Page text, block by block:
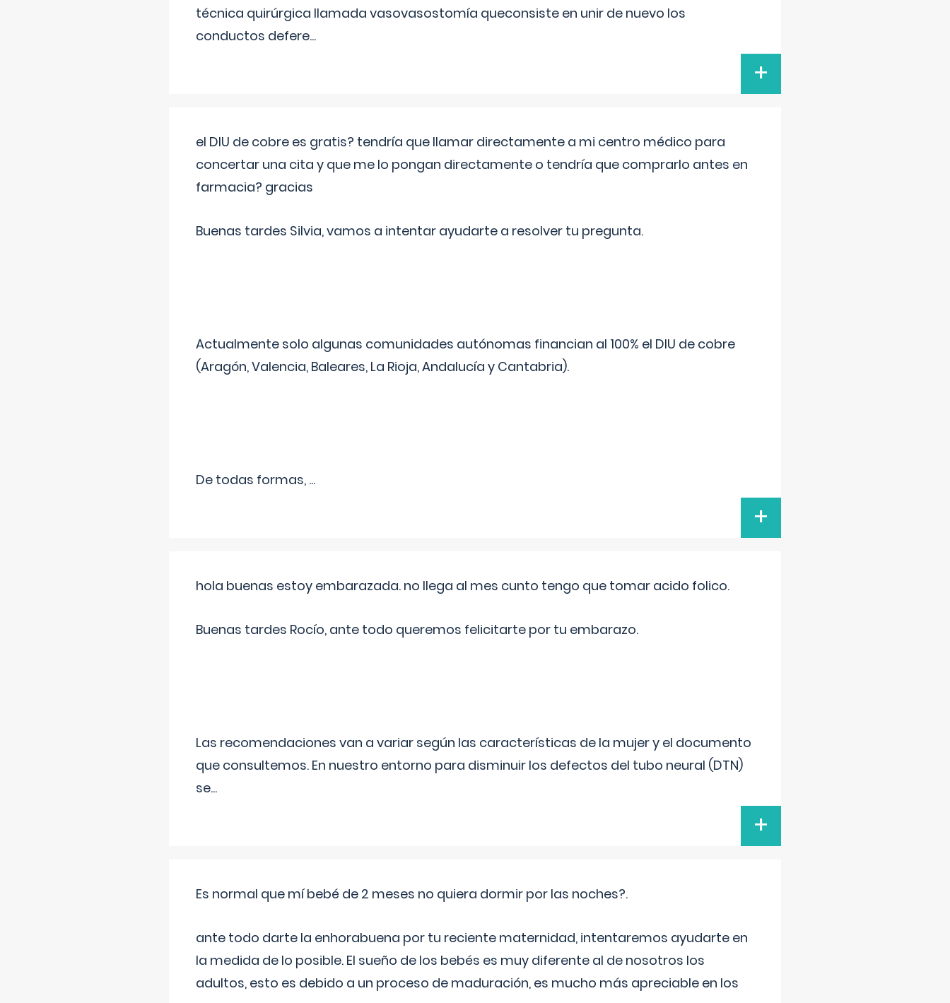
técnica quirúrgica llamada vasovasostomía queconsiste en unir de nuevo los
conductos defere...
+
el DIU de cobre es gratis? tendría que llamar directamente a mi centro médico para
concertar una cita y que me lo pongan directamente o tendría que comprarlo antes en
farmacia? gracias
Buenas tardes Silvia, vamos a intentar ayudarte a resolver tu pregunta.
Actualmente solo algunas comunidades autónomas financian al 100% el DIU de cobre
(Aragón, Valencia, Baleares, La Rioja, Andalucía y Cantabria).
De todas formas, ...
+
hola buenas estoy embarazada. no llega al mes cunto tengo que tomar acido folico.
Buenas tardes Rocío, ante todo queremos felicitarte por tu embarazo.
Las recomendaciones van a variar según las características de la mujer y el documento
que consultemos. En nuestro entorno para disminuir los defectos del tubo neural (DTN)
se...
+
Es normal que mí bebé de 2 meses no quiera dormir por las noches?.
ante todo darte la enhorabuena por tu reciente maternidad, intentaremos ayudarte en
la medida de lo posible. El sueño de los bebés es muy diferente al de nosotros los
adultos, esto es debido a un proceso de maduración, es mucho más apreciable en los